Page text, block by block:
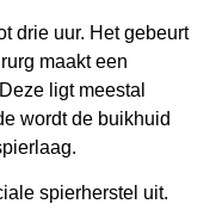
drie uur. Het gebeurt
maakt een
ligt meestal
wordt de buikhuid
spierherstel uit.